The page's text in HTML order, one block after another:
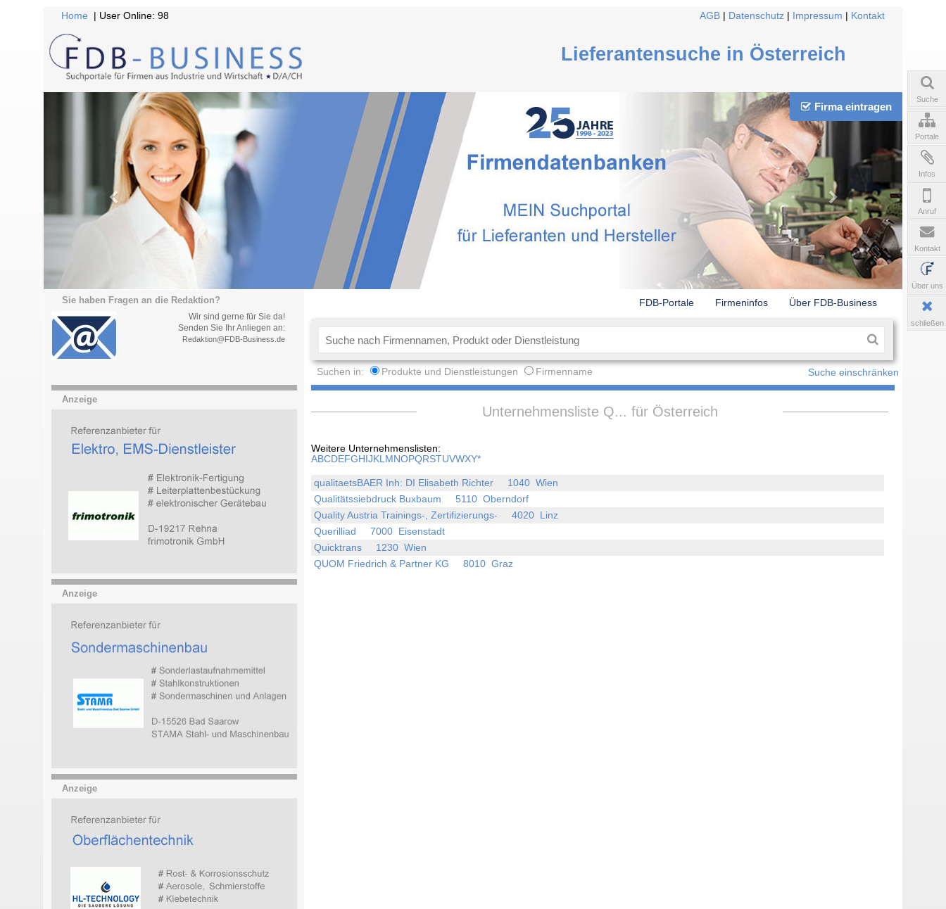
Home | User Online: 98 AGB Datenschutz Impressum Kontakt
Lieferantensuche in Österreich
Firma eintragen
Sie haben Fragen an die Redaktion?
Wir sind gerne für Sie da!
Senden Sie Ihr Anliegen an:
Redaktion@FDB-Business.de
FDB-Portale Firmeninfos Über FDB-Business
Suchen in: Produkte und Dienstleistungen Firmenname Suche einschränken
Anzeige
Anzeige
Anzeige
Unternehmensliste Q... für Österreich
Weitere Unternehmenslisten:
ABCDEFG H IJ KLM NOPQRSTUVWXY*
qualitaetsBAER Inh: DI Elisabeth Richter 1040 Wien
Qualitätssiebdruck Buxbaum 5110 Oberndorf
Quality Austria Trainings-, Zertifizierungs- 4020 Linz
Querilliad 7000 Eisenstadt
Quicktrans 1230 Wien
QUOM Friedrich & Partner KG 8010 Graz
Suche
Portale
Infos
Anruf
Kontakt
Über uns
schließen